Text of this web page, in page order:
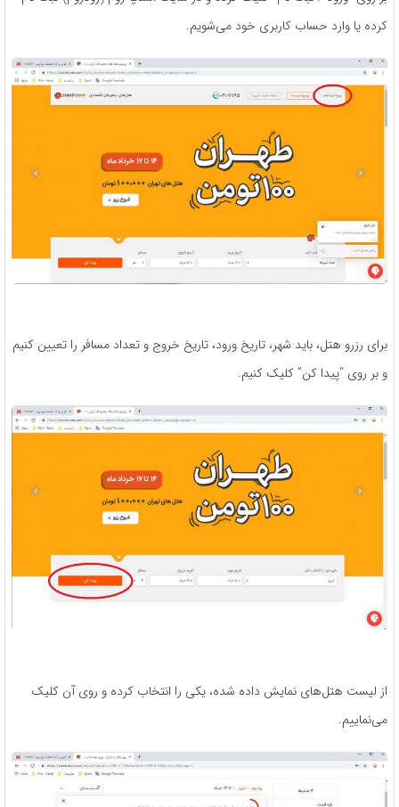
کرده یا وارد حساب کاربری خود می‌شویم.
برای رزرو هتل، باید شهر، تاریخ ورود، تاریخ خروج و تعداد مسافر را تعیین کنیم
و بر روی “پیدا کن” کلیک کنیم.
از لیست هتل‌های نمایش داده شده، یکی را انتخاب ‌کرده و روی آن کلیک
می‌نماییم.